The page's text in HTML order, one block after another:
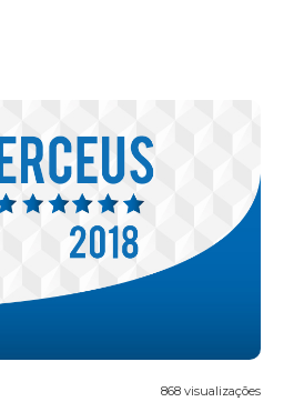
868 visualizações